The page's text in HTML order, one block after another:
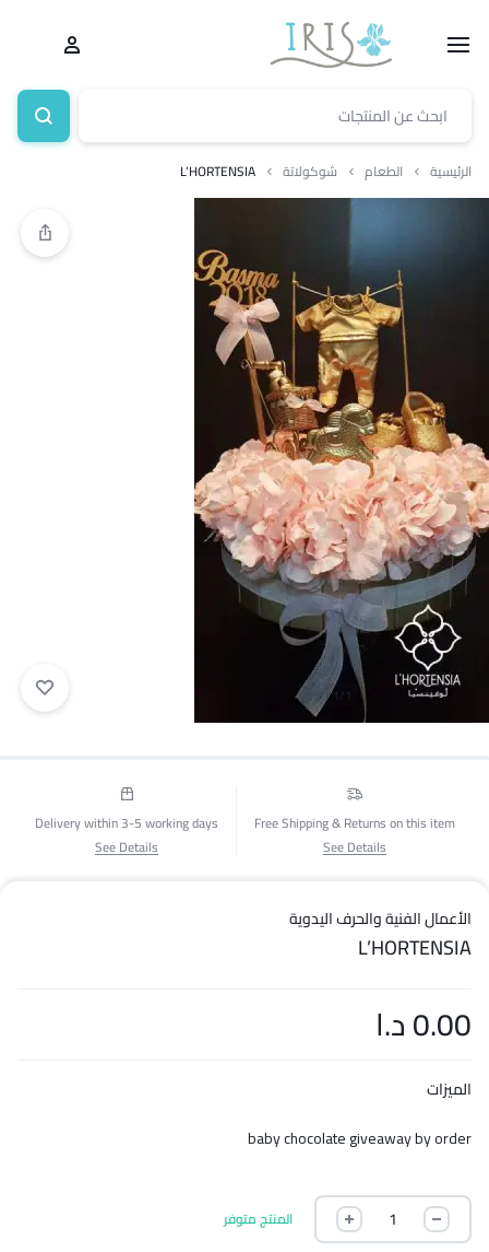
الرئيسية الطعام شوكولاتة L’HORTENSIA
1/1
Free Shipping & Returns on this item
See Details
Delivery within 3-5 working days
See Details
الأعمال الفنية والحرف اليدوية
L’HORTENSIA
0.00د.ا
الميزات
baby chocolate giveaway by order
المنتج متوفر